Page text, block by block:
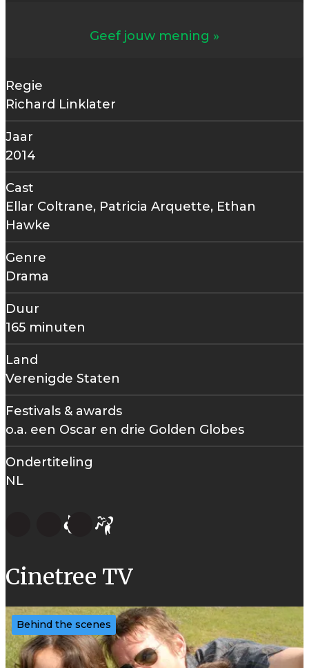
Geef jouw mening
Regie
Richard Linklater
Jaar
2014
Cast
Ellar Coltrane, Patricia Arquette, Ethan
Hawke
Genre
Drama
Duur
165 minuten
Land
Verenigde Staten
Festivals & awards
o.a. een Oscar en drie Golden Globes
Ondertiteling
NL
Cinetree TV
Behind the scenes